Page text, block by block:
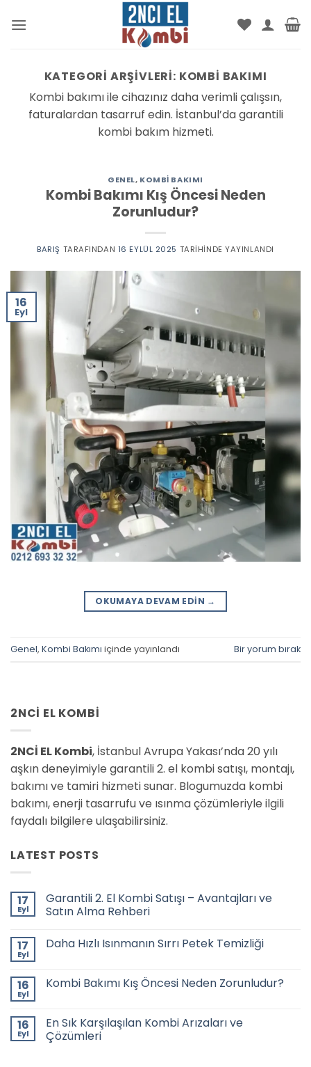
atla
KATEGORI ARŞIVLERI: KOMBI BAKIMI
Kombi bakımı ile cihazınız daha verimli çalışsın,
faturalardan tasarruf edin. İstanbul’da garantili
kombi bakım hizmeti.
GENEL, KOMBI BAKIMI
Kombi Bakımı Kış Öncesi Neden
Zorunludur?
BARIŞ TARAFINDAN 16 EYLÜL 2025 TARIHINDE YAYINLANDI
16
Eyl
OKUMAYA DEVAM EDIN →
Genel, Kombi Bakımı içinde yayınlandı Bir yorum bırak
2NCI EL KOMBI
2NCİ EL Kombi, İstanbul Avrupa Yakası’nda 20 yılı
aşkın deneyimiyle garantili 2. el kombi satışı, montajı,
bakımı ve tamiri hizmeti sunar. Blogumuzda kombi
bakımı, enerji tasarrufu ve ısınma çözümleriyle ilgili
faydalı bilgilere ulaşabilirsiniz.
LATEST POSTS
17
Eyl
Garantili 2. El Kombi Satışı – Avantajları ve
Satın Alma Rehberi
Garantili
Satışı
–
Alma
Rehberi
17
Eyl
Daha Hızlı Isınmanın Sırrı Petek Temizliği
Hızlı
Temizliği
16
Eyl
Kombi Bakımı Kış Öncesi Neden Zorunludur?
Bakımı
Kış
Öncesi
16
Eyl
En Sık Karşılaşılan Kombi Arızaları ve
Çözümleri